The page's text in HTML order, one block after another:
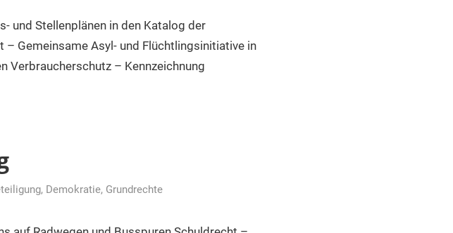
und Stellenplänen in den Katalog der
Gemeinsame Asyl- und Flüchtlingsinitiative in
Verbraucherschutz – Kennzeichnung
, Demokratie, Grundrechte